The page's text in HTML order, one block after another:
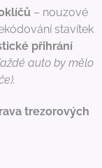
– nouzové
stavítek
přihrání
auto by mělo
trezorových